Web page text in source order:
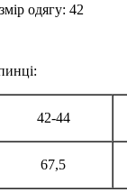
одягу: 42
42-44
67,5